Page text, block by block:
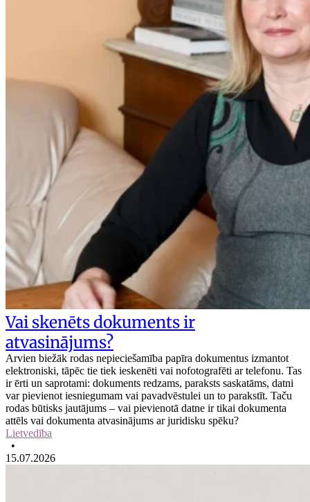
Vai skenēts dokuments ir
atvasinājums?
Arvien biežāk rodas nepieciešamība papīra dokumentus izmantot
elektroniski, tāpēc tie tiek ieskenēti vai nofotografēti ar telefonu. Tas
ir ērti un saprotami: dokuments redzams, paraksts saskatāms, datni
var pievienot iesniegumam vai pavadvēstulei un to parakstīt. Taču
rodas būtisks jautājums – vai pievienotā datne ir tikai dokumenta
attēls vai dokumenta atvasinājums ar juridisku spēku?
Lietvedība
•
15.07.2026